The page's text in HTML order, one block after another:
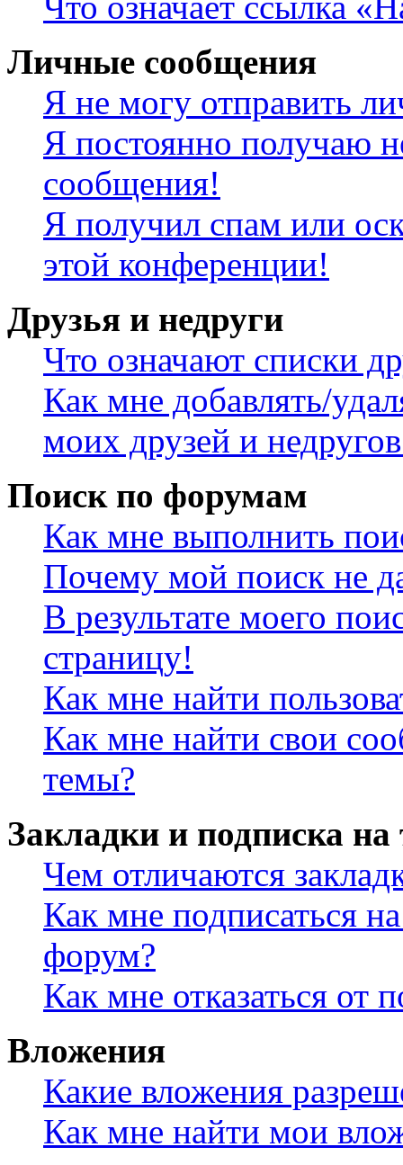
Личные сообщения
Я не могу отправить
Я постоянно получаю
сообщения!
Я получил спам или
этой конференции!
Друзья и недруги
Что означают списки
Как мне добавлять/
моих друзей и
Поиск по форумам
Как мне выполнить
Почему мой поиск не
В результате моего
страницу!
Как мне найти
Как мне найти свои
темы?
Закладки и подписка
Чем отличаются
Как мне подписаться
форум?
Как мне отказаться от
Вложения
Какие вложения
Как мне найти мои